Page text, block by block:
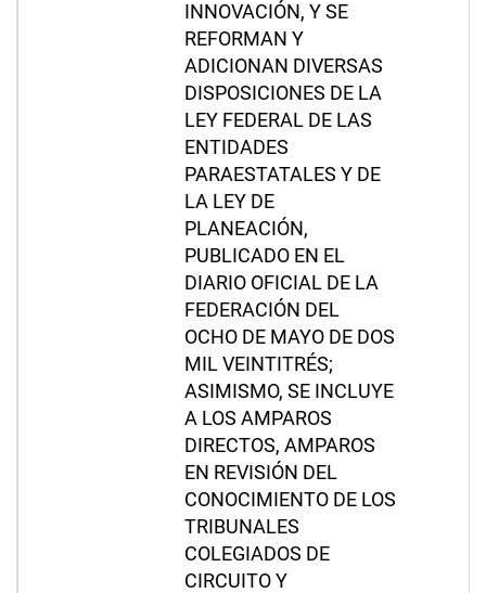
INNOVACIÓN, Y SE
REFORMAN Y
ADICIONAN DIVERSAS
DISPOSICIONES DE LA
LEY FEDERAL DE LAS
ENTIDADES
PARAESTATALES Y DE
LA LEY DE
PLANEACIÓN,
PUBLICADO EN EL
DIARIO OFICIAL DE LA
FEDERACIÓN DEL
OCHO DE MAYO DE DOS
MIL VEINTITRÉS;
ASIMISMO, SE INCLUYE
A LOS AMPAROS
DIRECTOS, AMPAROS
EN REVISIÓN DEL
CONOCIMIENTO DE LOS
TRIBUNALES
COLEGIADOS DE
CIRCUITO Y